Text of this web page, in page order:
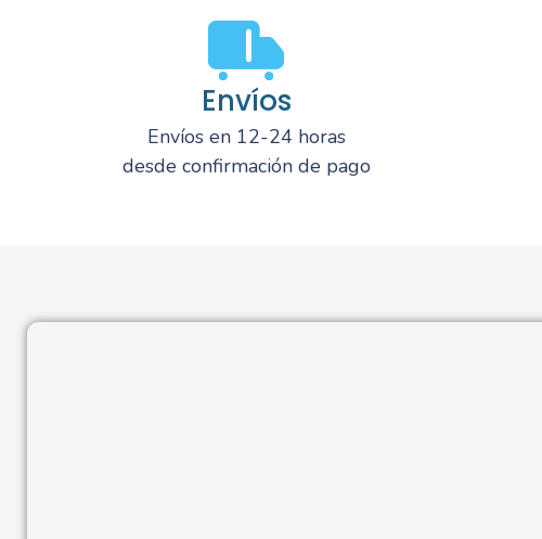
Envíos
Envíos en 12-24 horas
desde confirmación de pago